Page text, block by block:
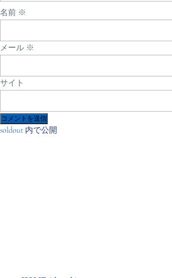
名前 ※
メール ※
サイト
投
soldout 内で公開